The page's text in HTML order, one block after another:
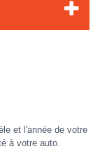
et l'année de votre
à votre auto.